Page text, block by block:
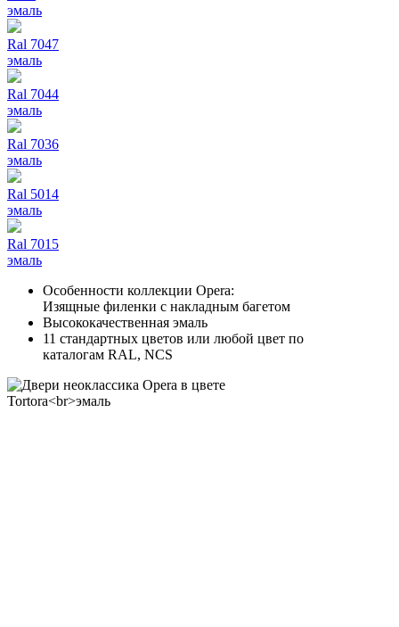
эмаль
Ral 7047
эмаль
Ral 7044
эмаль
Ral 7036
эмаль
Ral 5014
эмаль
Ral 7015
эмаль
Особенности коллекции Opera:
Изящные филенки с накладным багетом
Высококачественная эмаль
11 стандартных цветов или любой цвет по
каталогам RAL, NCS